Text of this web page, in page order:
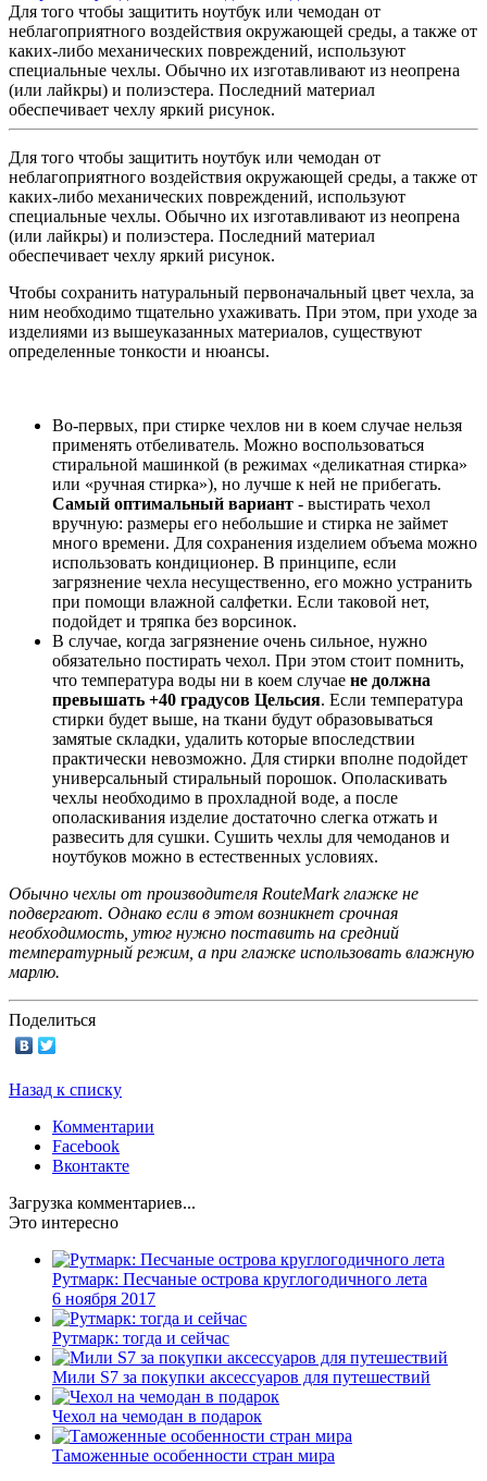
Для того чтобы защитить ноутбук или чемодан от
неблагоприятного воздействия окружающей среды, а также от
каких-либо механических повреждений, используют
специальные чехлы. Обычно их изготавливают из неопрена
(или лайкры) и полиэстера. Последний материал
обеспечивает чехлу яркий рисунок.
Для того чтобы защитить ноутбук или чемодан от
неблагоприятного воздействия окружающей среды, а также от
каких-либо механических повреждений, используют
специальные чехлы. Обычно их изготавливают из неопрена
(или лайкры) и полиэстера. Последний материал
обеспечивает чехлу яркий рисунок.
Чтобы сохранить натуральный первоначальный цвет чехла, за
ним необходимо тщательно ухаживать. При этом, при уходе за
изделиями из вышеуказанных материалов, существуют
определенные тонкости и нюансы.
Во-первых, при стирке чехлов ни в коем случае нельзя
применять отбеливатель. Можно воспользоваться
стиральной машинкой (в режимах «деликатная стирка»
или «ручная стирка»), но лучше к ней не прибегать.
Самый оптимальный вариант - выстирать чехол
вручную: размеры его небольшие и стирка не займет
много времени. Для сохранения изделием объема можно
использовать кондиционер. В принципе, если
загрязнение чехла несущественно, его можно устранить
при помощи влажной салфетки. Если таковой нет,
подойдет и тряпка без ворсинок.
В случае, когда загрязнение очень сильное, нужно
обязательно постирать чехол. При этом стоит помнить,
что температура воды ни в коем случае не должна
превышать +40 градусов Цельсия. Если температура
стирки будет выше, на ткани будут образовываться
замятые складки, удалить которые впоследствии
практически невозможно. Для стирки вполне подойдет
универсальный стиральный порошок. Ополаскивать
чехлы необходимо в прохладной воде, а после
ополаскивания изделие достаточно слегка отжать и
развесить для сушки. Сушить чехлы для чемоданов и
ноутбуков можно в естественных условиях.
Обычно чехлы от производителя RouteMark глажке не
подвергают. Однако если в этом возникнет срочная
необходимость, утюг нужно поставить на средний
температурный режим, а при глажке использовать влажную
марлю.
Поделиться
Назад к списку
Комментарии
Facebook
Вконтакте
Загрузка комментариев...
Это интересно
Рутмарк: Песчаные острова круглогодичного лета
6 ноября 2017
Рутмарк: тогда и сейчас
Мили S7 за покупки аксессуаров для путешествий
Чехол на чемодан в подарок
Таможенные особенности стран мира